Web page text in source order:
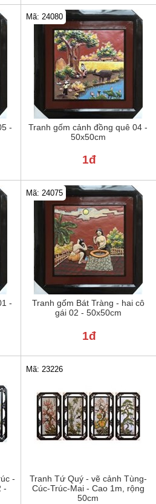
-
Tranh gốm cảnh đồng quê 04 -
50x50cm
Mã: 24080
1đ
-
Tranh gốm Bát Tràng - hai cô
gái 02 - 50x50cm
Mã: 24075
1đ
-
-
Tranh Tứ Quý - vẽ cảnh Tùng-
Cúc-Trúc-Mai - Cao 1m, rộng
50cm
Mã: 23226